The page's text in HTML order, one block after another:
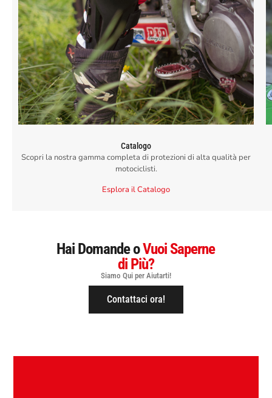
Catalogo
Scopri la nostra gamma completa di protezioni di alta qualità per
motociclisti.
Esplora il Catalogo
Hai Domande oVuoi Saperne
di Più?
Siamo Qui per Aiutarti!
Contattaci ora!